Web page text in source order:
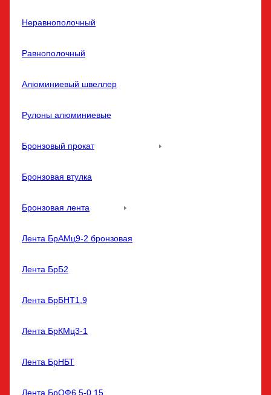
Неравнополочный
Равнополочный
Алюминиевый швеллер
Рулоны алюминиевые
Бронзовый прокат
Бронзовая втулка
Бронзовая лента
Лента БрАМц9-2 бронзовая
Лента БрБ2
Лента БрБНТ1,9
Лента БрКМц3-1
Лента БрНБТ
Лента БрОФ6,5-0,15